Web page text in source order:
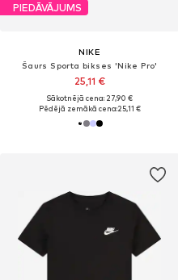
PIEDĀVĀJUMS
NIKE
Šaurs Sporta bikses 'Nike Pro'
25,11 €
Sākotnējā cena: 27,90 €
Pēdējā zemākā cena:25,11 €